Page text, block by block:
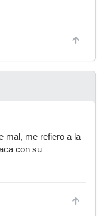
mal, me refiero a la
con su